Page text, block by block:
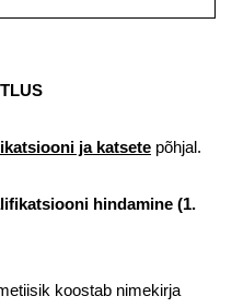
ja katsete põhjal.
hindamine (1.
koostab nimekirja